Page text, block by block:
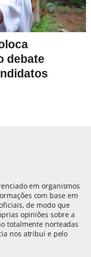
debate
em organismos
com base em
de modo que
opiniões sobre a
totalmente norteadas
nos atribui e pelo